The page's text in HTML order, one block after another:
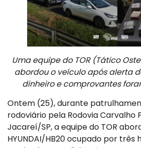
Uma equipe do TOR (Tático
abordou o veículo após alerta
dinheiro e comprovantes
Ontem (25), durante
rodoviário pela Rodovia Carvalho
Jacareí/SP, a equipe do TOR
HYUNDAI/HB20 ocupado por três